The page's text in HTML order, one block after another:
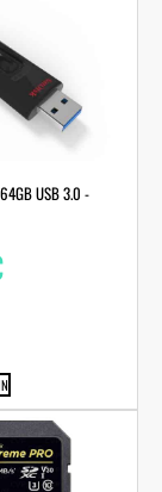
USB 3.0 -